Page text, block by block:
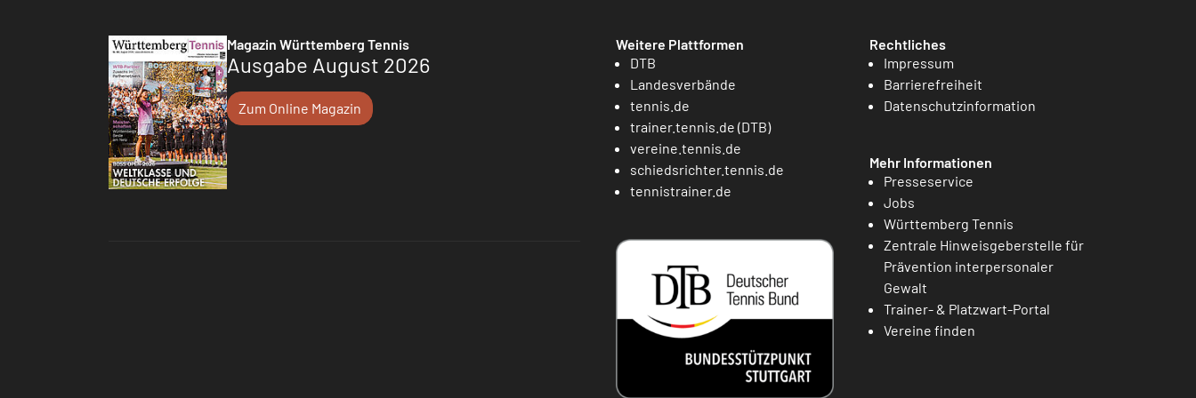
Magazin Württemberg Tennis
Ausgabe August 2026
Zum Online Magazin
Weitere Plattformen
DTB
Landesverbände
tennis.de
trainer.tennis.de (DTB)
vereine.tennis.de
schiedsrichter.tennis.de
tennistrainer.de
Rechtliches
Impressum
Barrierefreiheit
Datenschutzinformation
Mehr Informationen
Presseservice
Jobs
Württemberg Tennis
Zentrale Hinweisgeberstelle für
Prävention interpersonaler
Gewalt
Trainer- & Platzwart-Portal
Vereine finden